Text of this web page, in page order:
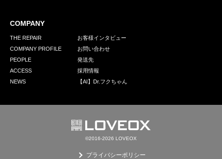
COMPANY
THE REPAIR
COMPANY PROFILE
PEOPLE
ACCESS
NEWS
お客様インタビュー
お問い合わせ
発送先
採用情報
【AI】Dr.フクちゃん
©2016-2026 LOVEOX
プライバシーポリシー